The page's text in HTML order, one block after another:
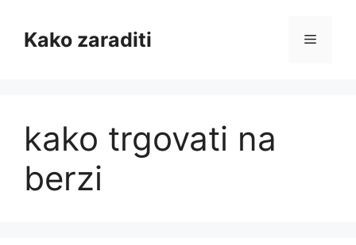
contentKako zaraditi Menu
kako trgovati na
berzi